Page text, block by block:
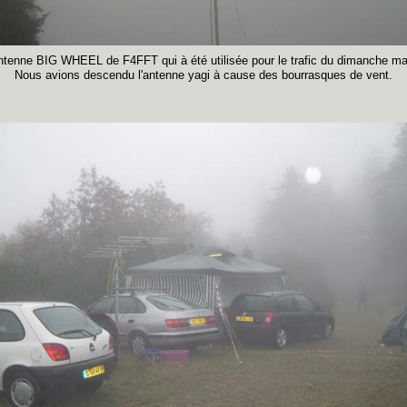
BIG WHEEL de F4FFT qui à été utilisée pour le trafic du dimanche
Nous avions descendu l'antenne yagi à cause des bourrasques de vent.